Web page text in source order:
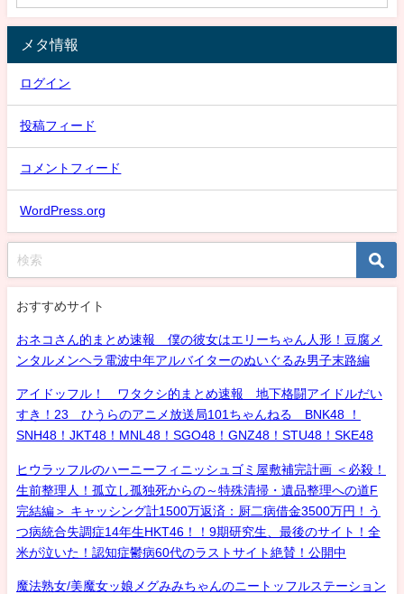
メタ情報
ログイン
投稿フィード
コメントフィード
WordPress.org
おすすめサイト
おネコさん的まとめ速報 僕の彼女はエリーちゃん人形！豆腐メ
ンタルメンヘラ電波中年アルバイターのぬいぐるみ男子末路編
アイドッフル！ ワタクシ的まとめ速報 地下格闘アイドルだい
すき！23 ひうらのアニメ放送局101ちゃんねる BNK48 ！
SNH48！JKT48！MNL48！SGO48！GNZ48！STU48！SKE48
ヒウラッフルのハーニーフィニッシュゴミ屋敷補完計画 ＜必殺！
生前整理人！孤立し孤独死からの～特殊清掃・遺品整理への道F
完結編＞ キャッシング計1500万返済：厨二病借金3500万円！う
つ病統合失調症14年生HKT46！！9期研究生、最後のサイト！全
米が泣いた！認知症鬱病60代のラストサイト絶賛！公開中
魔法熟女/美魔女ッ娘メグみみちゃんのニートッフルステーション